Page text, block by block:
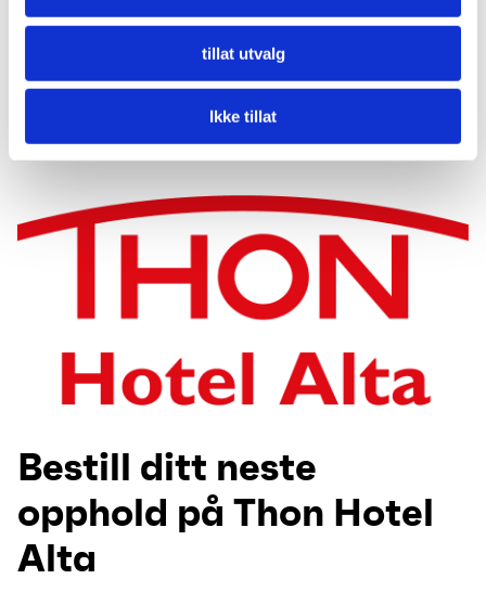
tillat utvalg
Ikke tillat
Bestill ditt neste
opphold på Thon Hotel
Alta